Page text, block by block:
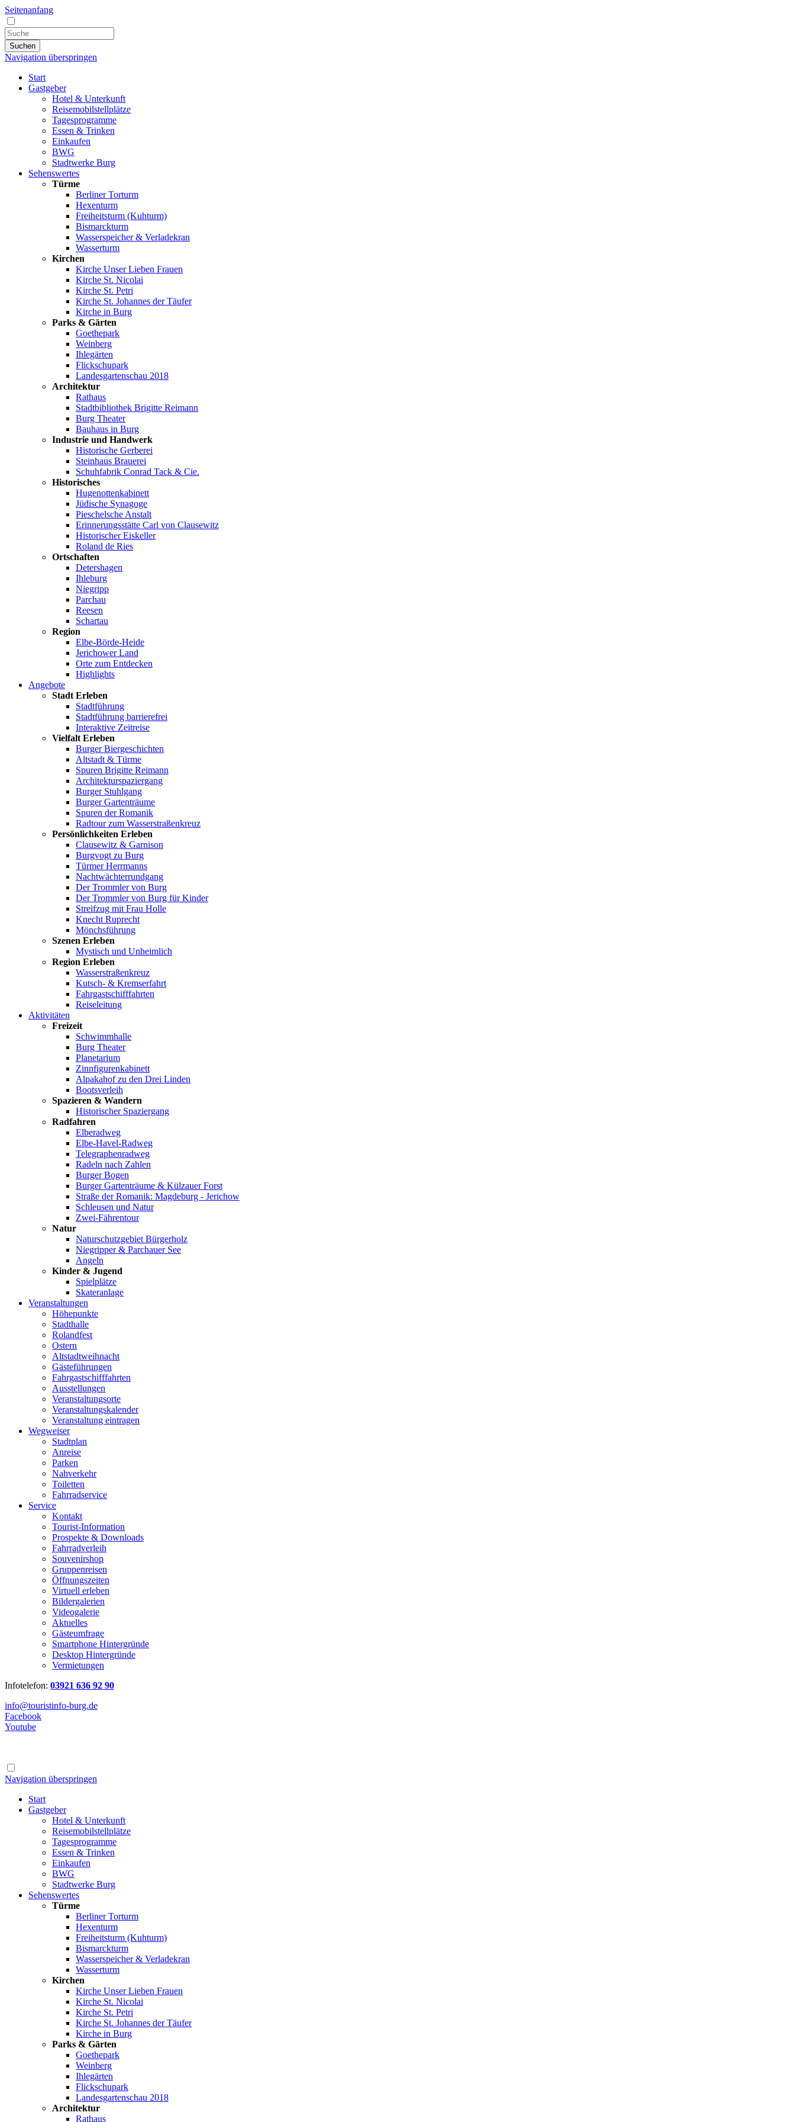
Seitenanfang
Suchen
Navigation überspringen
Start
Gastgeber
Hotel & Unterkunft
Reisemobilstellplätze
Tagesprogramme
Essen & Trinken
Einkaufen
BWG
Stadtwerke Burg
Sehenswertes
Türme
Berliner Torturm
Hexenturm
Freiheitsturm (Kuhturm)
Bismarckturm
Wasserspeicher & Verladekran
Wasserturm
Kirchen
Kirche Unser Lieben Frauen
Kirche St. Nicolai
Kirche St. Petri
Kirche St. Johannes der Täufer
Kirche in Burg
Parks & Gärten
Goethepark
Weinberg
Ihlegärten
Flickschupark
Landesgartenschau 2018
Architektur
Rathaus
Stadtbibliothek Brigitte Reimann
Burg Theater
Bauhaus in Burg
Industrie und Handwerk
Historische Gerberei
Steinhaus Brauerei
Schuhfabrik Conrad Tack & Cie.
Historisches
Hugenottenkabinett
Jüdische Synagoge
Pieschelsche Anstalt
Erinnerungsstätte Carl von Clausewitz
Historischer Eiskeller
Roland de Ries
Ortschaften
Detershagen
Ihleburg
Niegripp
Parchau
Reesen
Schartau
Region
Elbe-Börde-Heide
Jerichower Land
Orte zum Entdecken
Highlights
Angebote
Stadt Erleben
Stadtführung
Stadtführung barrierefrei
Interaktive Zeitreise
Vielfalt Erleben
Burger Biergeschichten
Altstadt & Türme
Spuren Brigitte Reimann
Architekturspaziergang
Burger Stuhlgang
Burger Gartenträume
Spuren der Romanik
Radtour zum Wasserstraßenkreuz
Persönlichkeiten Erleben
Clausewitz & Garnison
Burgvogt zu Burg
Türmer Herrmanns
Nachtwächterrundgang
Der Trommler von Burg
Der Trommler von Burg für Kinder
Streifzug mit Frau Holle
Knecht Ruprecht
Mönchsführung
Szenen Erleben
Mystisch und Unheimlich
Region Erleben
Wasserstraßenkreuz
Kutsch- & Kremserfahrt
Fahrgastschifffahrten
Reiseleitung
Aktivitäten
Freizeit
Schwimmhalle
Burg Theater
Planetarium
Zinnfigurenkabinett
Alpakahof zu den Drei Linden
Bootsverleih
Spazieren & Wandern
Historischer Spaziergang
Radfahren
Elberadweg
Elbe-Havel-Radweg
Telegraphenradweg
Radeln nach Zahlen
Burger Bogen
Burger Gartenträume & Külzauer Forst
Straße der Romanik: Magdeburg - Jerichow
Schleusen und Natur
Zwei-Fährentour
Natur
Naturschutzgebiet Bürgerholz
Niegripper & Parchauer See
Angeln
Kinder & Jugend
Spielplätze
Skateranlage
Veranstaltungen
Höhepunkte
Stadthalle
Rolandfest
Ostern
Altstadtweihnacht
Gästeführungen
Fahrgastschifffahrten
Ausstellungen
Veranstaltungsorte
Veranstaltungskalender
Veranstaltung eintragen
Wegweiser
Stadtplan
Anreise
Parken
Nahverkehr
Toiletten
Fahrradservice
Service
Kontakt
Tourist-Information
Prospekte & Downloads
Fahrradverleih
Souvenirshop
Gruppenreisen
Öffnungszeiten
Virtuell erleben
Bildergalerien
Videogalerie
Aktuelles
Gästeumfrage
Smartphone Hintergründe
Desktop Hintergründe
Vermietungen
Infotelefon: 03921 636 92 90
info@touristinfo-burg.de
Facebook
Youtube
Navigation überspringen
Start
Gastgeber
Hotel & Unterkunft
Reisemobilstellplätze
Tagesprogramme
Essen & Trinken
Einkaufen
BWG
Stadtwerke Burg
Sehenswertes
Türme
Berliner Torturm
Hexenturm
Freiheitsturm (Kuhturm)
Bismarckturm
Wasserspeicher & Verladekran
Wasserturm
Kirchen
Kirche Unser Lieben Frauen
Kirche St. Nicolai
Kirche St. Petri
Kirche St. Johannes der Täufer
Kirche in Burg
Parks & Gärten
Goethepark
Weinberg
Ihlegärten
Flickschupark
Landesgartenschau 2018
Architektur
Rathaus